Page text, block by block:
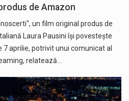
de Amazon
un film original produs de
Laura Pausini îşi povesteşte
7 aprilie, potrivit unui comunicat al
relatează…